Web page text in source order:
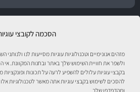
הסכמה לקובצי
מזהים אנונימיים וטכנולוגיות עוגיות מסייעות לנו ולנותני
ולשפר את חוויית השימוש שלך באתר ובחנות המקוונת.
בקבצי עוגיות עלולים להשפיע לרעה על תכונות
להסכים לשימוש בקבצי עוגיות אתה מאשר לטכנולוגיות
ומהדפדפן שלך.